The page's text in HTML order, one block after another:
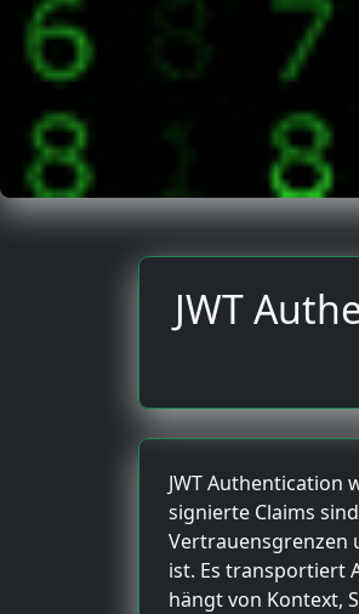
JWT
JWT Authentication
signierte Claims
Vertrauensgrenzen
ist. Es transportiert
hängt von Kontext,